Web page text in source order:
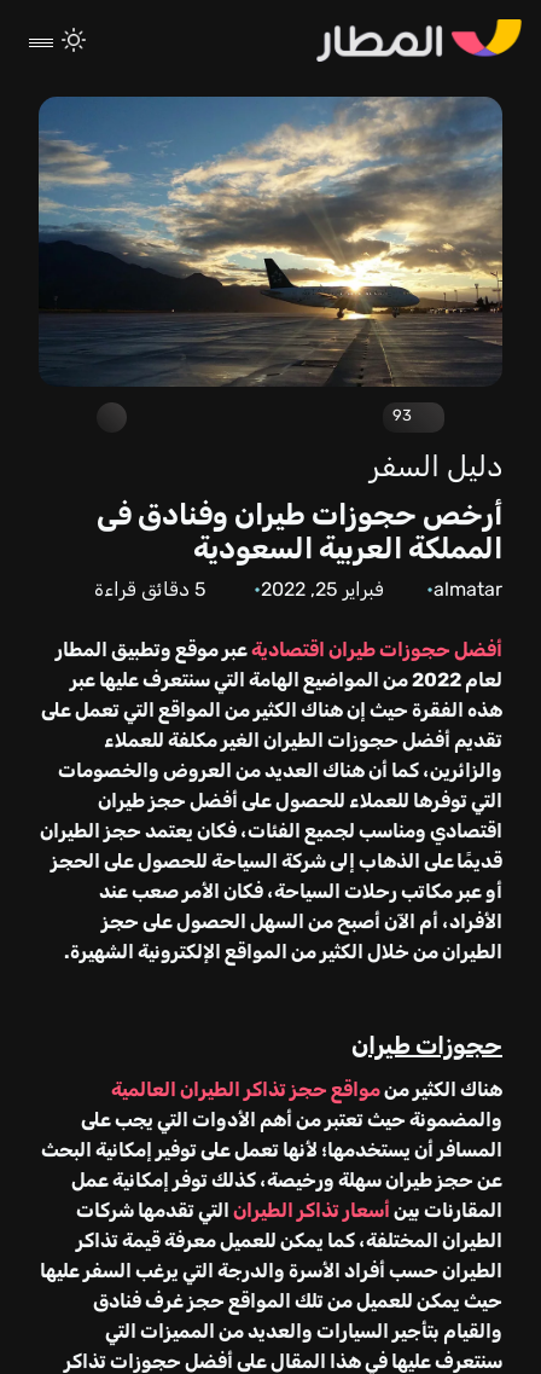
93
دليل السفر
أرخص حجوزات طيران وفنادق فى
المملكة العربية السعودية
almatar فبراير 25, 2022 5دقائق قراءة
أفضل حجوزات طيران اقتصاديةعبر موقع وتطبيق المطار
لعام
من المواضيع الهامة التي سنتعرف عليها عبر
هذه الفقرة حيث إن هناك الكثير من المواقع التي تعمل على
تقديم أفضل حجوزات الطيران الغير مكلفة للعملاء
والزائرين، كما أن هناك العديد من العروض والخصومات
التي توفرها للعملاء للحصول على أفضل حجز طيران
اقتصادي ومناسب لجميع الفئات، فكان يعتمد حجز الطيران
قديمًا على الذهاب إلى شركة السياحة للحصول على الحجز
أو عبر مكاتب رحلات السياحة، فكان الأمر صعب عند
الأفراد، أم الآن أصبح من السهل الحصول على حجز
الطيران من خلال الكثير من المواقع الإلكترونية الشهيرة.
حجوزات طيران
هناك الكثير منمواقع حجز تذاكر الطيران العالمية
والمضمونة حيث تعتبر من أهم الأدوات التي يجب على
المسافر أن يستخدمها؛ لأنها تعمل على توفير إمكانية البحث
عن حجز طيران سهلة ورخيصة، كذلك توفر إمكانية عمل
المقارنات بينأسعار تذاكر الطيران التي تقدمها شركات
الطيران المختلفة، كما يمكن للعميل معرفة قيمة تذاكر
الطيران حسب أفراد الأسرة والدرجة التي يرغب السفر عليها
حيث يمكن للعميل من تلك المواقع حجز غرف فنادق
والقيام بتأجير السيارات والعديد من المميزات التي
سنتعرف عليها في هذا المقال على أفضل حجوزات تذاكر